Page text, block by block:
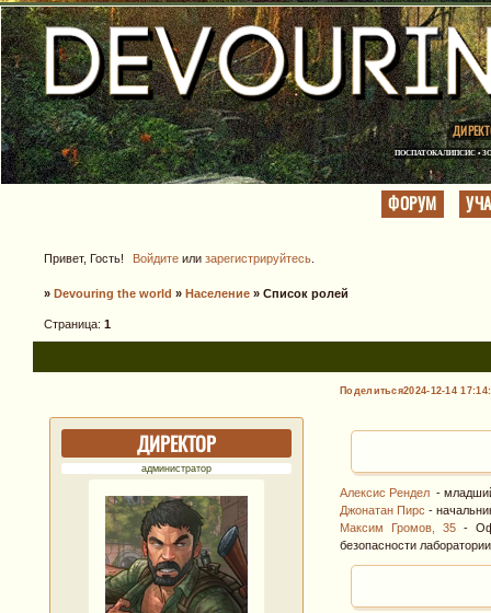
ПОСПАТОКАЛИПСИС •
ФОРУМ
Привет, Гость! Войдите или зарегистрируйтесь
» Devouring the world » Население » Список ролей
Страница: 1
Поделиться2024-12-14
ДИРЕКТОР
администратор
Алексис Рендел -
Джонатан Пирс -
Максим Громов, 35-
безопасности